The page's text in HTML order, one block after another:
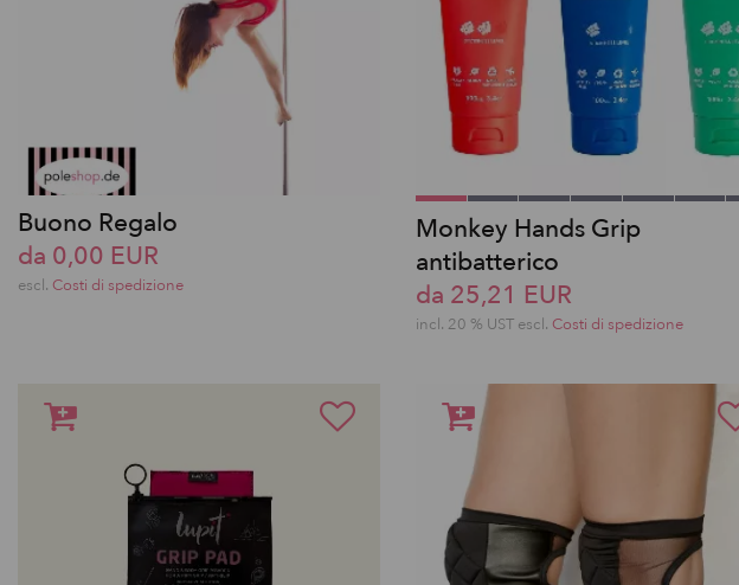
Buono Regalo
da 0,00 EUR
escl. Costi di spedizione
Monkey Hands Grip
antibatterico
da 25,21 EUR
incl. 20 % UST escl. Costi di spedizione